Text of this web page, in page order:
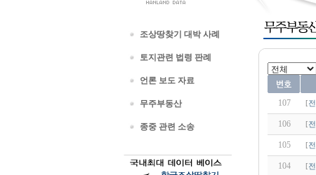
조상땅찾기 대박 사례
토지관련 법령 판례
언론 보도 자료
무주부동산
종중 관련 소송
107 [
106 [
105 [
104 [